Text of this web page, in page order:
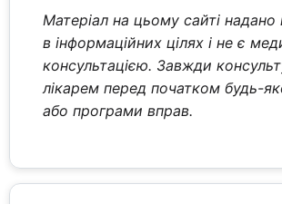
Матеріал на цьому сайті
в інформаційних цілях і не є
консультацією. Завжди
лікарем перед початком будь-
або програми вправ.